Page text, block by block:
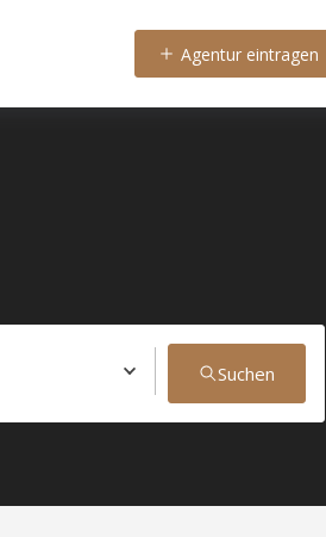
Agentur eintragen
Suchen